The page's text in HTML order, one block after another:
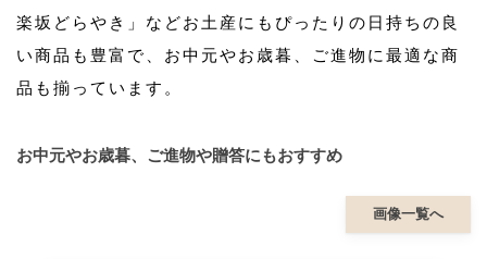
楽坂どらやき」などお土産にもぴったりの日持ちの良
い商品も豊富で、お中元やお歳暮、ご進物に最適な商
品も揃っています。
お中元やお歳暮、ご進物や贈答にもおすすめ
画像一覧へ